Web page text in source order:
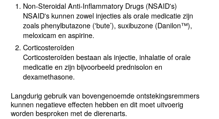
Non-Steroidal Anti-Inflammatory Drugs (NSAID's)
NSAID's kunnen zowel injecties als orale medicatie zijn
zoals phenylbutazone ('bute’), suxibuzone (Danilon™),
meloxicam en aspirine.
Corticosteroïden
Corticosteroïden bestaan als injectie, inhalatie of orale
medicatie en zijn bijvoorbeeld prednisolon en
dexamethasone.
Langdurig gebruik van bovengenoemde ontstekingsremmers
kunnen negatieve effecten hebben en dit moet uitvoerig
worden besproken met de dierenarts.